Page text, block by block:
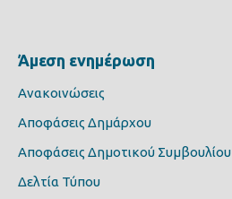
Άμεση ενημέρωση
Ανακοινώσεις
Αποφάσεις Δημάρχου
Αποφάσεις Δημοτικού Συμβουλίου
Δελτία Τύπου